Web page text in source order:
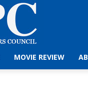
MOVIE REVIEW